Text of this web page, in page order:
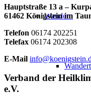
Wandern
Hauptstraße 13 a –
61462 Königstein im
Telefon 06174 202251
Telefax 06174 202308
E-Mail
Verband der
e.V.